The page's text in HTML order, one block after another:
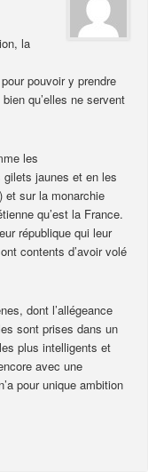
la
pouvoir y prendre
qu’elles ne servent
les
jaunes et en les
et sur la monarchie
qu’est la France.
république qui leur
contents d’avoir volé
dont l’allégeance
sont prises dans un
plus intelligents et
avec une
pour unique ambition